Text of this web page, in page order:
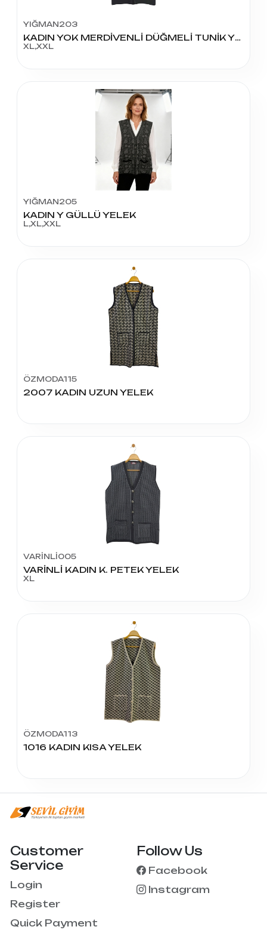
YIĞMAN203
KADIN YOK MERDİVENLİ DÜĞMELİ TUNİK YELEK
XL,XXL
YIĞMAN205
KADIN Y GÜLLÜ YELEK
L,XL,XXL
ÖZMODA115
2007 KADIN UZUN YELEK
VARİNLİ005
VARİNLİ KADIN K. PETEK YELEK
XL
ÖZMODA113
1016 KADIN KISA YELEK
Customer
Service
Login
Register
Quick Payment
Follow Us
Facebook
Instagram